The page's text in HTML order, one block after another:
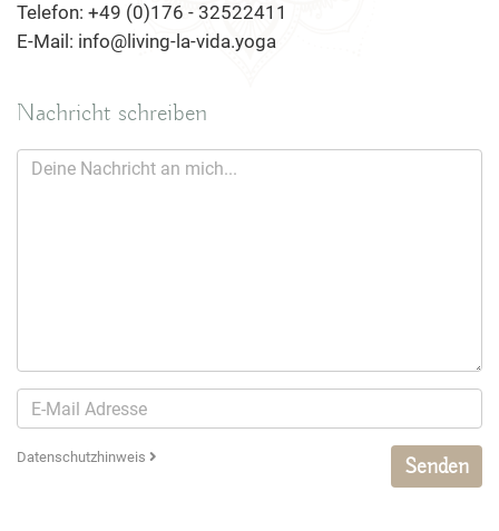
Telefon: +49 (0)176 - 32522411
E-Mail: info@living-la-vida.yoga
Nachricht schreiben
Datenschutzhinweis Senden